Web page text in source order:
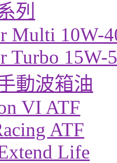
列
Multi 10W-
Turbo 15W-
動波箱油
VI ATF
ATF
Life